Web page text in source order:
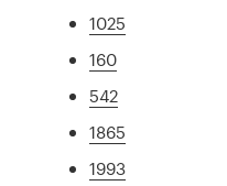
1025
160
542
1865
1993